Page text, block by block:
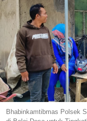
Bhabinkamtibmas Polsek